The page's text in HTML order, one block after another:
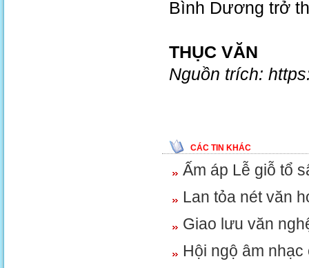
Bình Dương trở
THỤC VĂN
Nguồn trích:
CÁC TIN KHÁC
Ấm áp Lễ giỗ tổ
Lan tỏa nét văn
Giao lưu văn
Hội ngộ âm